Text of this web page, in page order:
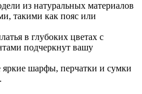
из натуральных материалов
такими как пояс или
в глубоких цветах с
подчеркнут вашу
яркие шарфы, перчатки и сумки